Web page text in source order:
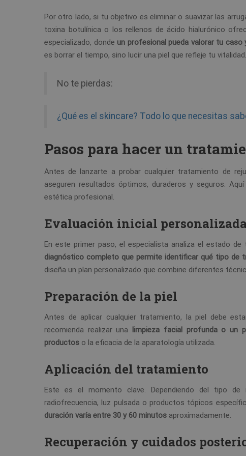
Por otro lado, si tu objetivo es eliminar o suavizar las
toxina botulínica o los rellenos de ácido hialurónico
especializado, donde un profesional pueda valorar tu
es borrar el tiempo, sino lucir una piel que refleje tu vitalidad.
No te pierdas:
¿Qué es el skincare? Todo lo que necesitas
Pasos para hacer un
Antes de lanzarte a probar cualquier tratamiento de
aseguren resultados óptimos, duraderos y seguros.
estética profesional.
Evaluación inicial personalizada
En este primer paso, el especialista analiza el estado
diagnóstico completo que permite identificar qué tipo de
diseña un plan personalizado que combine diferentes
Preparación de la piel
Antes de aplicar cualquier tratamiento, la piel debe
recomienda realizar una limpieza facial profunda o un
productos o la eficacia de la aparatología utilizada.
Aplicación del tratamiento
Este es el momento clave. Dependiendo del tipo de
radiofrecuencia, luz pulsada o productos tópicos
duración varía entre 30 y 60 minutos aproximadamente.
Recuperación y cuidados